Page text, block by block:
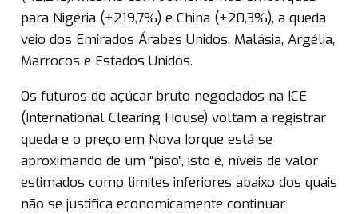
para Nigéria (+219,7%) e China (+20,3%), a queda
veio dos Emirados Árabes Unidos, Malásia, Argélia,
Marrocos e Estados Unidos.
Os futuros do açúcar bruto negociados na ICE
(International Clearing House) voltam a registrar
queda e o preço em Nova Iorque está se
aproximando de um “piso”, isto é, níveis de valor
estimados como limites inferiores abaixo dos quais
não se justifica economicamente continuar